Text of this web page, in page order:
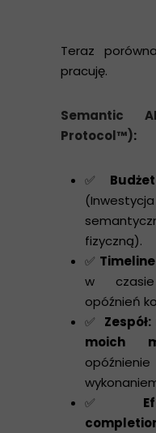
Teraz
pracuję.
Semantic
Protocol™):
✅
fizyczną).
✅
w
opóźnień
✅
moich
✅